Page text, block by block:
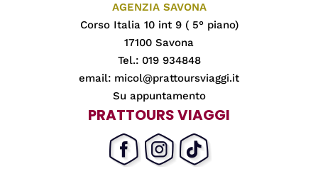
AGENZIA SAVONA
Corso Italia 10 int 9 ( 5° piano)
17100 Savona
Tel.: 019 934848
email: micol@prattoursviaggi.it
Su appuntamento
PRATTOURS VIAGGI